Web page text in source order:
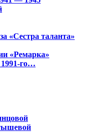
«Сестра таланта»
«Ремарка»
го…